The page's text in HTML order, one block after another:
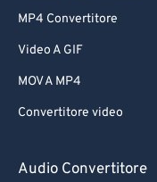
MP4 Convertitore
Video A GIF
MOV A MP4
Convertitore video
Audio Convertitore